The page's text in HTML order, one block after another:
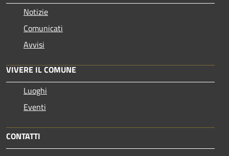
Notizie
Comunicati
Avvisi
VIVERE IL COMUNE
Luoghi
Eventi
CONTATTI